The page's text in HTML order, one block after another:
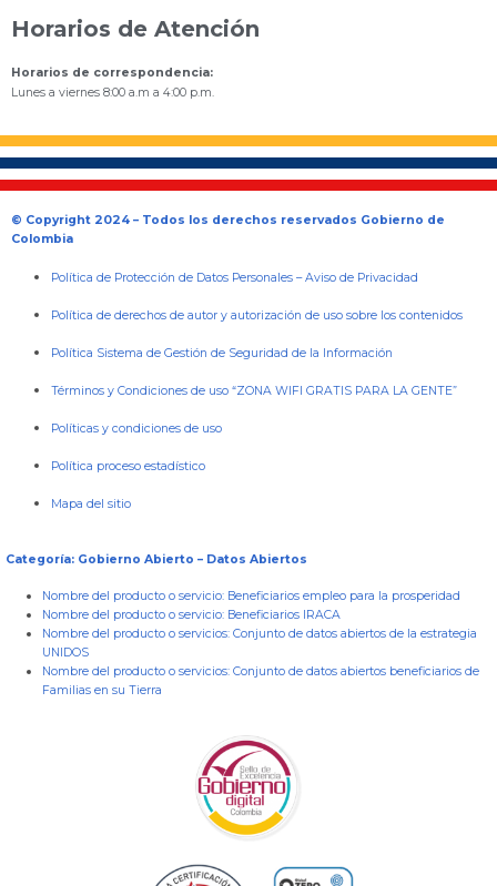
Horarios de Atención
Horarios de correspondencia:
Lunes a viernes 8:00 a.m a 4:00 p.m.
© Copyright 2024 – Todos los derechos reservados Gobierno de
Colombia
Política de Protección de Datos Personales –Aviso de Privacidad
Política de derechos de autor y autorización de uso sobre los contenidos
Política Sistema de Gestión de Seguridad de la Información
Términos y Condiciones de uso “ZONA WIFI GRATIS PARA LA GENTE”
Políticas y condiciones de uso
Política proceso estadístico
Mapa del sitio
Categoría: Gobierno Abierto – Datos Abiertos
Nombre del producto o servicio: Beneficiarios empleo para la prosperidad
Nombre del producto o servicio: Beneficiarios IRACA
Nombre del producto o servicios: Conjunto de datos abiertos de la estrategia
UNIDOS
Nombre del producto o servicios: Conjunto de datos abiertos beneficiarios de
Familias en su Tierra